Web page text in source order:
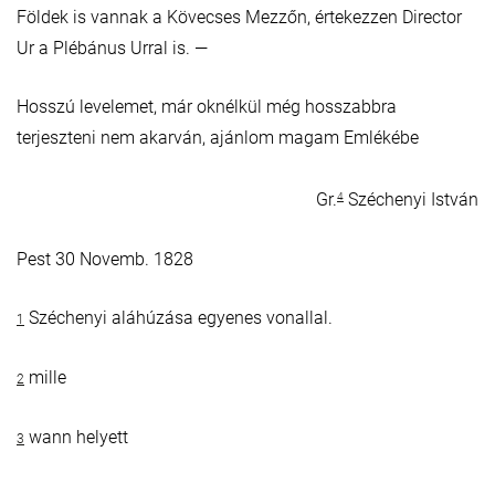
Földek is vannak a Kövecses Mezzőn, értekezzen Director
Ur a Plébánus Urral is. —
Hosszú levelemet, már oknélkül még hosszabbra
terjeszteni nem akarván, ajánlom magam Emlékébe
Gr.4 Széchenyi István
Pest 30 Novemb. 1828
1 Széchenyi aláhúzása egyenes vonallal.
2 mille
3 wann helyett